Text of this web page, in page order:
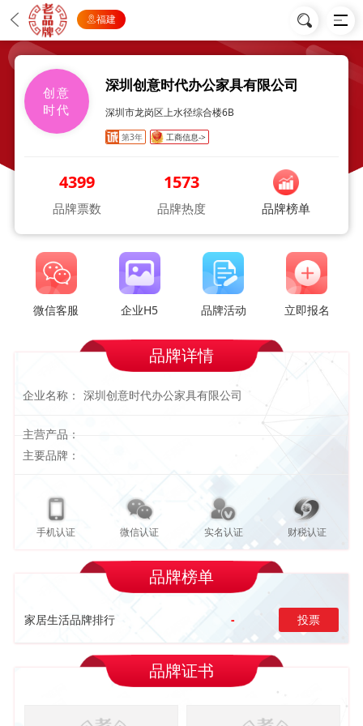
福建
创意
时代
深圳创意时代办公家具有限公司
深圳市龙岗区上水径综合楼6B
第3年 工商信息->
4399
品牌票数
1573
品牌热度 品牌榜单
微信客服 企业H5 品牌活动 立即报名
品牌详情
企业名称： 深圳创意时代办公家具有限公司
主营产品：
主要品牌：
手机认证 微信认证 实名认证 财税认证
品牌榜单
家居生活品牌排行 - 投票
品牌证书